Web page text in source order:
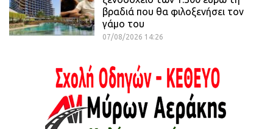
βραδιά που θα φιλοξενήσει τον
γάμο του
07/08/2026 14:26